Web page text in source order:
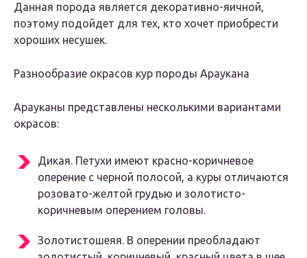
Данная порода является декоративно-яичной,
поэтому подойдет для тех, кто хочет приобрести
хороших несушек.
Разнообразие окрасов кур породы Араукана
Арауканы представлены несколькими вариантами
окрасов:
Дикая. Петухи имеют красно-коричневое
оперение с черной полосой, а куры отличаются
розовато-желтой грудью и золотисто-
коричневым оперением головы.
Золотистошеяя. В оперении преобладают